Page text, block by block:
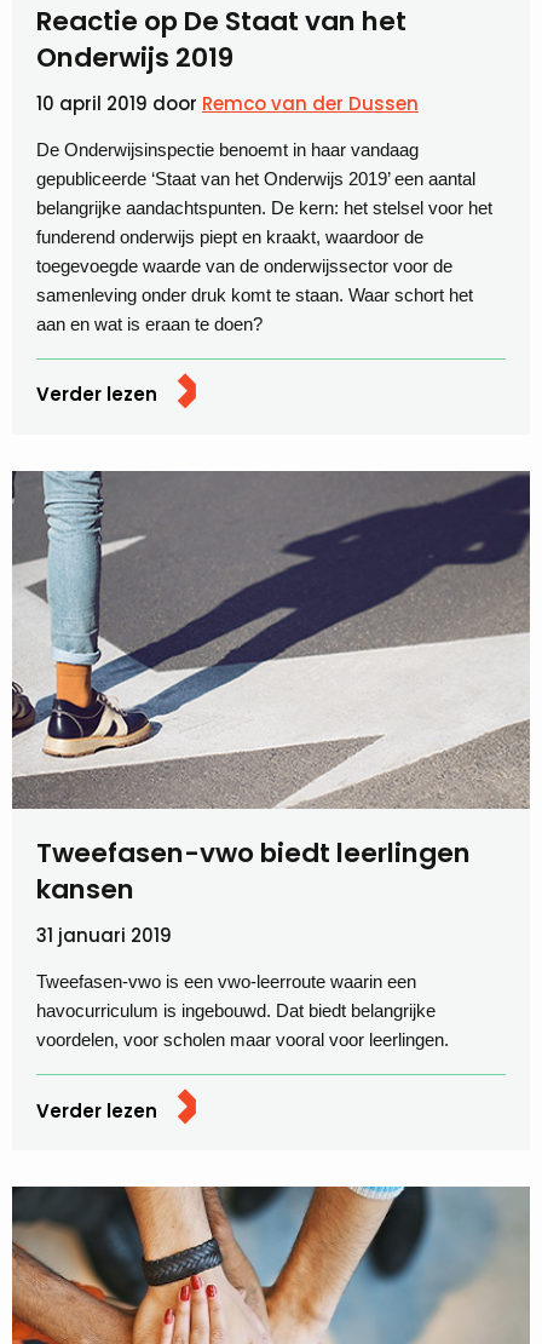
Reactie op De Staat van het
Onderwijs 2019
10 april 2019 door Remco van der Dussen
De Onderwijsinspectie benoemt in haar vandaag
gepubliceerde ‘Staat van het Onderwijs 2019’ een aantal
belangrijke aandachtspunten. De kern: het stelsel voor het
funderend onderwijs piept en kraakt, waardoor de
toegevoegde waarde van de onderwijssector voor de
samenleving onder druk komt te staan. Waar schort het
aan en wat is eraan te doen?
Verder lezen
Tweefasen-vwo biedt leerlingen
kansen
31 januari 2019
Tweefasen-vwo is een vwo-leerroute waarin een
havocurriculum is ingebouwd. Dat biedt belangrijke
voordelen, voor scholen maar vooral voor leerlingen.
Verder lezen